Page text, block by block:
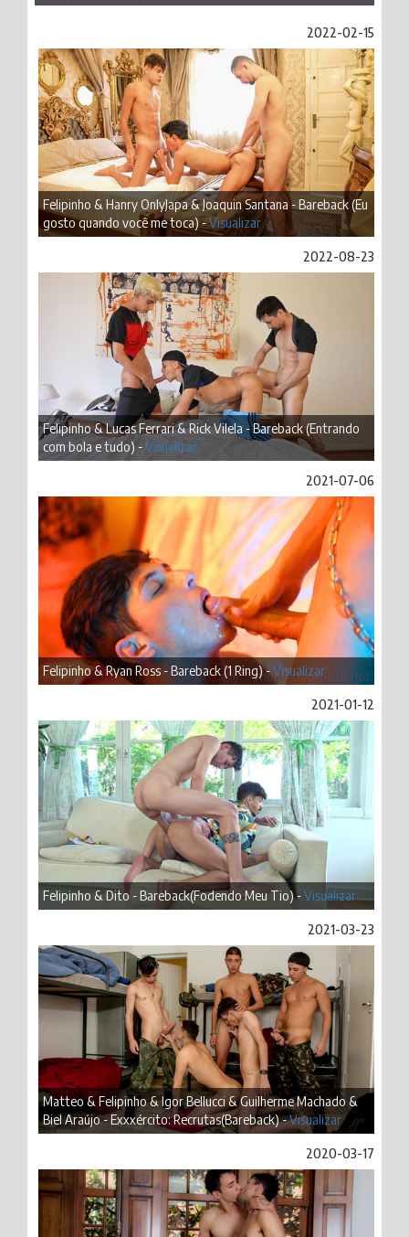
2022-02-15
Felipinho & Hanry OnlyJapa & Joaquin Santana - Bareback (Eu
gosto quando você me toca) -Visualizar
2022-08-23
Felipinho & Lucas Ferrari & Rick Vilela - Bareback (Entrando
com bola e tudo) -Visualizar
2021-07-06
Felipinho & Ryan Ross - Bareback (1 Ring) -Visualizar
2021-01-12
Felipinho & Dito - Bareback(Fodendo Meu Tio) -Visualizar
2021-03-23
Matteo & Felipinho & Igor Bellucci & Guilherme Machado &
Biel Araújo - Exxxército: Recrutas(Bareback) -Visualizar
2020-03-17